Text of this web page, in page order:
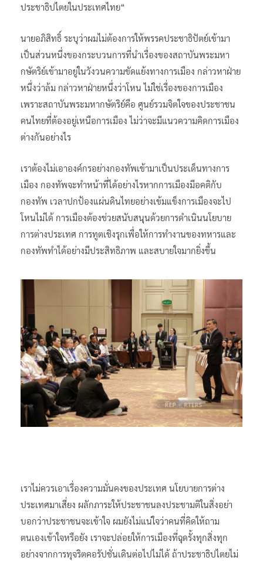
ประชาธิปไตยในประเทศไทย“
นายอภิสิทธิ์ ระบุว่าผมไม่ต้องการให้พรรคประชาธิปัตย์เข้ามา
เป็นส่วนหนึ่งของกระบวนการที่นำเรื่องของสถาบันพระมหา
กษัตริย์เข้ามาอยู่ในวังวนความขัดแย้งทางการเมือง กล่าวหาฝ่าย
หนึ่งว่าล้ม กล่าวหาฝ่ายหนึ่งว่าโหน ไม่ใช่เรื่องของการเมือง
เพราะสถาบันพระมหากษัตริย์คือ ศูนย์รวมจิตใจของประชาชน
คนไทยที่ต้องอยู่เหนือการเมือง ไม่ว่าจะมีแนวความคิดการเมือง
ต่างกันอย่างไร
เราต้องไม่เอาองค์กรอย่างกองทัพเข้ามาเป็นประเด็นทางการ
เมือง กองทัพจะทำหน้าที่ได้อย่างไรหากการเมืองมีอคติกับ
กองทัพ เวลาปกป้องแผ่นดินไทยอย่างเข้มแข็งการเมืองจะไป
โหนไม่ได้ การเมืองต้องช่วยสนับสนุนด้วยการดำเนินนโยบาย
การต่างประเทศ การทูตเชิงรุกเพื่อให้การทำงานของทหารและ
กองทัพทำได้อย่างมีประสิทธิภาพ และสบายใจมากยิ่งขึ้น
เราไม่ควรเอาเรื่องความมั่นคงของประเทศ นโยบายการต่าง
ประเทศมาเสี่ยง ผลักภาระให้ประชาชนลงประชามติในสิ่งอย่า
บอกว่าประชาชนจะเข้าใจ ผมยังไม่แน่ใจว่าคนที่คิดให้ถาม
ตนเองเข้าใจหรือยัง เราจะปล่อยให้การเมืองที่ฉุดรั้งทุกสิ่งทุก
อย่างจากการทุจริตคอรัปชั่นเดินต่อไปไม่ได้ ถ้าประชาธิปไตยไม่